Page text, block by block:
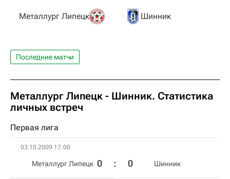
Металлург Липецк Шинник
Последние матчи
Металлург Липецк - Шинник. Статистика
личных встреч
Первая лига
03.10.2009 17:00
Металлург Липецк 0 : 0 Шинник